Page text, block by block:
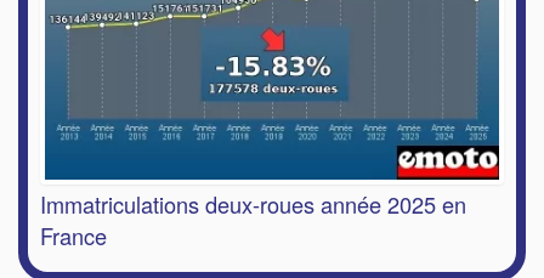
Immatriculations deux-roues année 2025 en
France